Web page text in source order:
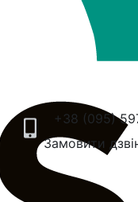
+38 (095)
Замовити